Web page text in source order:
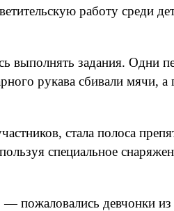
работу среди
выполнять задания. Одни
рукава сбивали мячи, а
стала полоса
специальное
пожаловались девчонки